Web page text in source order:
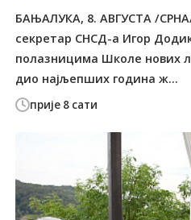
прије 8 сати
БАЊАЛУКА, 8. АВГУСТА /
секретар СНСД-а Игор
полазницима Школе нових
дио најљепших година ж...